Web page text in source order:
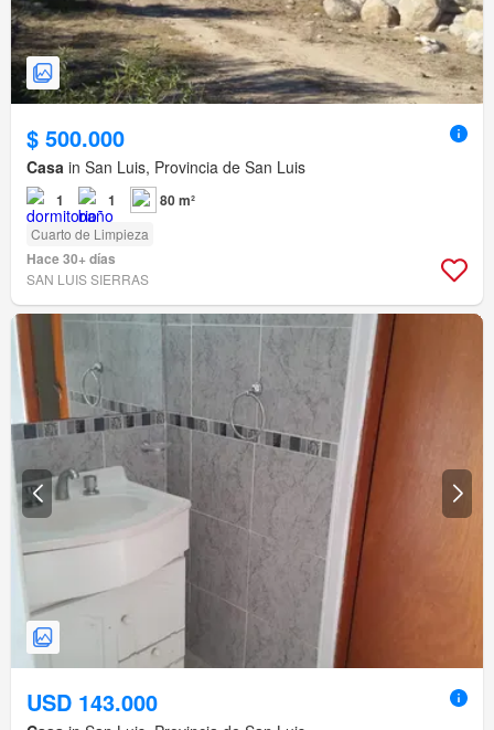
$ 500.000
Casa in San Luis, Provincia de San Luis
1 1 80 m²
Cuarto de Limpieza
Hace 30+ días
SAN LUIS SIERRAS
USD 143.000